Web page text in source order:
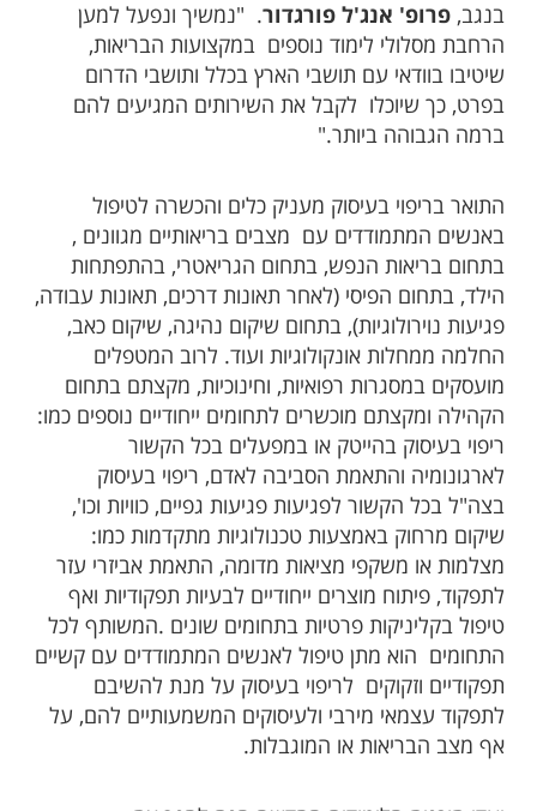
בנגב,פרופ' אנג'ל פורגדור. "נמשיך ונפעל למען
הרחבת מסלולי לימוד נוספים במקצועות הבריאות,
שיטיבו בוודאי עם תושבי הארץ בכלל ותושבי הדרום
בפרט, כך שיוכלו לקבל את השירותים המגיעים להם
ברמה הגבוהה ביותר."
התואר בריפוי בעיסוק מעניק כלים והכשרה לטיפול
באנשים המתמודדים עם מצבים בריאותיים מגוונים ,
בתחום בריאות הנפש, בתחום הגריאטרי, בהתפתחות
הילד, בתחום הפיסי (לאחר תאונות דרכים, תאונות עבודה,
פגיעות נוירולוגיות), בתחום שיקום נהיגה, שיקום כאב,
החלמה ממחלות אונקולוגיות ועוד. לרוב המטפלים
מועסקים במסגרות רפואיות, וחינוכיות, מקצתם בתחום
הקהילה ומקצתם מוכשרים לתחומים ייחודיים נוספים כמו:
ריפוי בעיסוק בהייטק או במפעלים בכל הקשור
לארגונומיה והתאמת הסביבה לאדם, ריפוי בעיסוק
בצה"ל בכל הקשור לפגיעות פגיעות גפיים, כוויות וכו',
שיקום מרחוק באמצעות טכנולוגיות מתקדמות כמו:
מצלמות או משקפי מציאות מדומה, התאמת אביזרי עזר
לתפקוד, פיתוח מוצרים ייחודיים לבעיות תפקודיות ואף
טיפול בקליניקות פרטיות בתחומים שונים .המשותף לכל
התחומים הוא מתן טיפול לאנשים המתמודדים עם קשיים
תפקודיים וזקוקים לריפוי בעיסוק על מנת להשיבם
לתפקוד עצמאי מירבי ולעיסוקים המשמעותיים להם, על
אף מצב הבריאות או המוגבלות.